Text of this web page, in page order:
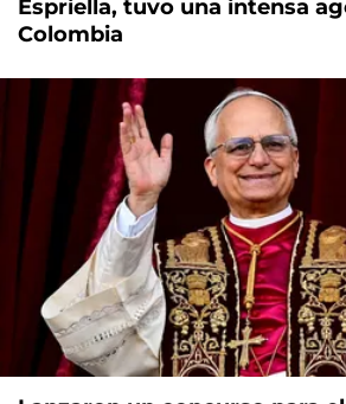
Espriella, tuvo una intensa
Colombia